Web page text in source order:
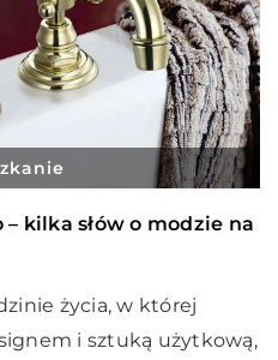
kilka słów o modzie na
życia, w której
i sztuką użytkową,